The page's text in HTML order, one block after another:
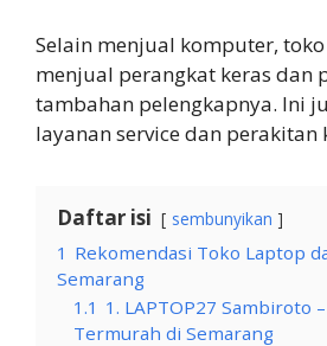
Selain menjual komputer,
menjual perangkat keras dan
tambahan pelengkapnya. Ini
layanan service dan perakitan
Daftar isi sembunyikan
1 Rekomendasi Toko Laptop
Semarang
1.1 1. LAPTOP27 Sambiroto
Termurah di Semarang